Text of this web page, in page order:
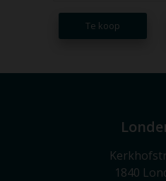
Te koop
1840